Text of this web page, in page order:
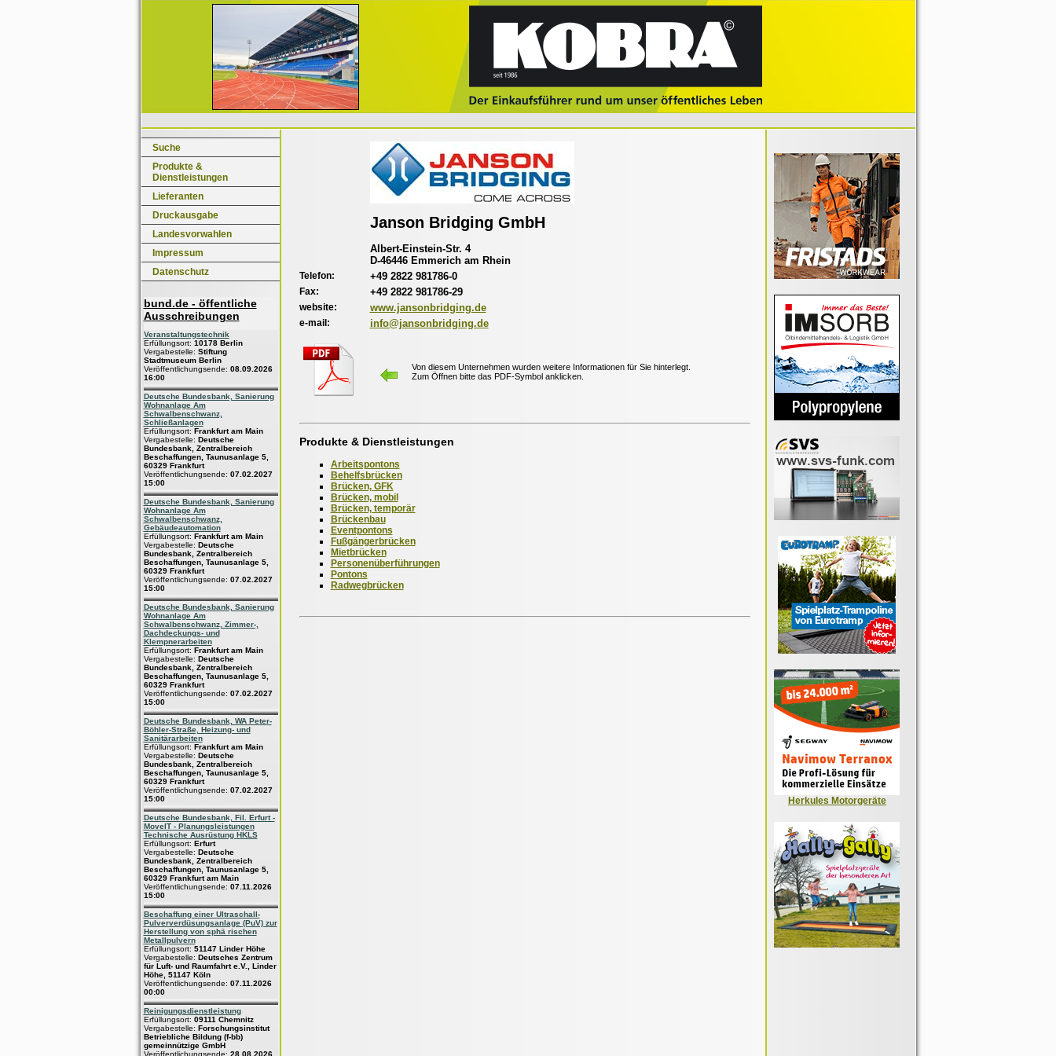
Suche
Produkte &
Dienstleistungen
Lieferanten
Druckausgabe
Landesvorwahlen
Impressum
Datenschutz
bund.de - öffentliche
Ausschreibungen
Veranstaltungstechnik
Erfüllungsort: 10178 Berlin
Vergabestelle: Stiftung
Stadtmuseum Berlin
Veröffentlichungsende: 08.09.2026
16:00
Deutsche Bundesbank, Sanierung
Wohnanlage Am
Schwalbenschwanz,
Schließanlagen
Erfüllungsort: Frankfurt am Main
Vergabestelle: Deutsche
Bundesbank, Zentralbereich
Beschaffungen, Taunusanlage 5,
60329 Frankfurt
Veröffentlichungsende: 07.02.2027
15:00
Deutsche Bundesbank, Sanierung
Wohnanlage Am
Schwalbenschwanz,
Gebäudeautomation
Erfüllungsort: Frankfurt am Main
Vergabestelle: Deutsche
Bundesbank, Zentralbereich
Beschaffungen, Taunusanlage 5,
60329 Frankfurt
Veröffentlichungsende: 07.02.2027
15:00
Deutsche Bundesbank, Sanierung
Wohnanlage Am
Schwalbenschwanz, Zimmer-,
Dachdeckungs- und
Klempnerarbeiten
Erfüllungsort: Frankfurt am Main
Vergabestelle: Deutsche
Bundesbank, Zentralbereich
Beschaffungen, Taunusanlage 5,
60329 Frankfurt
Veröffentlichungsende: 07.02.2027
15:00
Deutsche Bundesbank, WA Peter-
Böhler-Straße, Heizung- und
Sanitärarbeiten
Erfüllungsort: Frankfurt am Main
Vergabestelle: Deutsche
Bundesbank, Zentralbereich
Beschaffungen, Taunusanlage 5,
60329 Frankfurt
Veröffentlichungsende: 07.02.2027
15:00
Deutsche Bundesbank, Fil. Erfurt -
MoveIT - Planungsleistungen
Technische Ausrüstung HKLS
Erfüllungsort: Erfurt
Vergabestelle: Deutsche
Bundesbank, Zentralbereich
Beschaffungen, Taunusanlage 5,
60329 Frankfurt am Main
Veröffentlichungsende: 07.11.2026
15:00
Beschaffung einer Ultraschall-
Pulververdüsungsanlage (PuV) zur
Herstellung von sphä rischen
Metallpulvern
Erfüllungsort: 51147 Linder Höhe
Vergabestelle: Deutsches Zentrum
für Luft- und Raumfahrt e.V., Linder
Höhe, 51147 Köln
Veröffentlichungsende: 07.11.2026
00:00
Reinigungsdienstleistung
Erfüllungsort: 09111 Chemnitz
Vergabestelle: Forschungsinstitut
Betriebliche Bildung (f-bb)
gemeinnützige GmbH
Veröffentlichungsende: 28.08.2026
Janson Bridging GmbH
Albert-Einstein-Str. 4
D-46446 Emmerich am Rhein
Telefon: +49 2822 981786-0
Fax: +49 2822 981786-29
website: www.jansonbridging.de
e-mail: info@jansonbridging.de
Von diesem Unternehmen wurden weitere Informationen für Sie hinterlegt.
Zum Öffnen bitte das PDF-Symbol anklicken.
Produkte & Dienstleistungen
Arbeitspontons
Behelfsbrücken
Brücken, GFK
Brücken, mobil
Brücken, temporär
Brückenbau
Eventpontons
Fußgängerbrücken
Mietbrücken
Personenüberführungen
Pontons
Radwegbrücken
Herkules Motorgeräte